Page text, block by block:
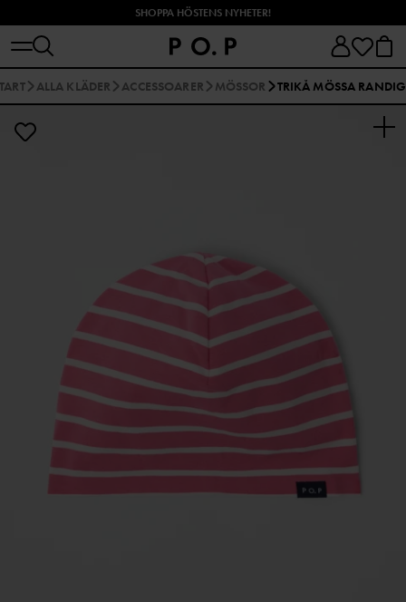
SHOPPA HÖSTENS NYHETER!
ALLA KLÄDER ACCESSOARER MÖSSOR TRIKÅ MÖSSA RANDIG